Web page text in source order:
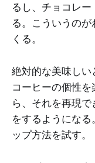
るし、チョコレ
る。こういうの
くる。
絶対的な美味し
コーヒーの個性
ら、それを再現
をするようにな
ップ方法を試す。